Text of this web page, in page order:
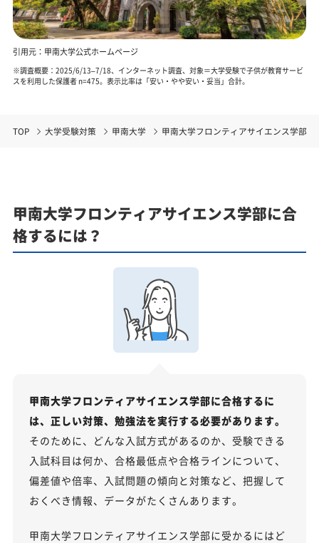
引用元：甲南大学公式ホームページ
※調査概要：2025/6/13–7/18、インターネット調査、対象＝大学受験で子供が教育サービ
スを利用した保護者 n=475。表示比率は「安い・やや安い・妥当」合計。
TOP 大学受験対策 甲南大学 甲南大学フロンティアサイエンス学部
甲南大学フロンティアサイエンス学部に合
格するには？
甲南大学フロンティアサイエンス学部に合格するに
は、正しい対策、勉強法を実行する必要があります。
そのために、どんな入試方式があるのか、受験できる
入試科目は何か、合格最低点や合格ラインについて、
偏差値や倍率、入試問題の傾向と対策など、把握して
おくべき情報、データがたくさんあります。
甲南大学フロンティアサイエンス学部に受かるにはど